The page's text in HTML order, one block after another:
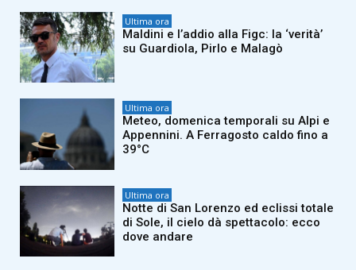
Ultima ora
Maldini e l’addio alla Figc: la ‘verità’
su Guardiola, Pirlo e Malagò
Ultima ora
Meteo, domenica temporali su Alpi e
Appennini. A Ferragosto caldo fino a
39°C
Ultima ora
Notte di San Lorenzo ed eclissi totale
di Sole, il cielo dà spettacolo: ecco
dove andare